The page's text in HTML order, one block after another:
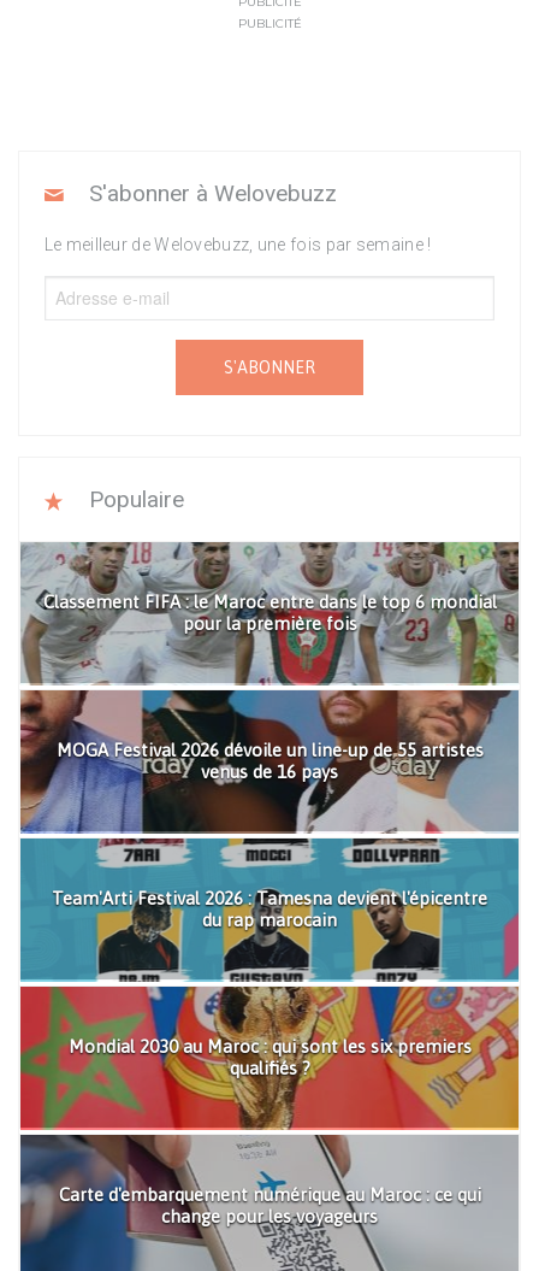
PUBLICITÉ
S'abonner à Welovebuzz
Le meilleur de Welovebuzz, une fois par semaine !
S'ABONNER
Populaire
Classement FIFA : le Maroc entre dans le top 6 mondial
pour la première fois
MOGA Festival 2026 dévoile un line-up de 55 artistes
venus de 16 pays
Team'Arti Festival 2026 : Tamesna devient l'épicentre
du rap marocain
Mondial 2030 au Maroc : qui sont les six premiers
qualifiés ?
Carte d'embarquement numérique au Maroc : ce qui
change pour les voyageurs